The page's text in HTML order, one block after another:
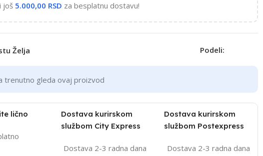
još 5.000,00 RSD za besplatnu dostavu!
Želja Podeli:
trenutno gleda ovaj proizvod
lično
Dostava kurirskom
službom City Express
Dostava 2-3 radna dana
Dostava kurirskom
službom Postexpress
Dostava 2-3 radna dana